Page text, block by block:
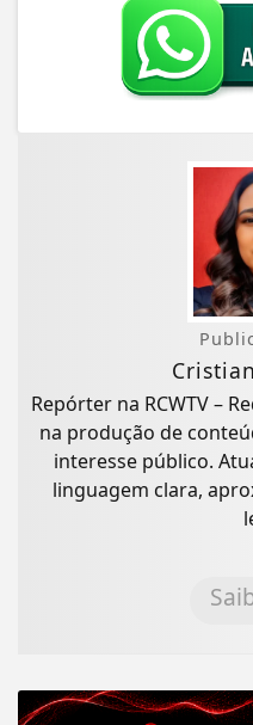
Repórter na RCWTV –
na produção de
interesse público.
linguagem clara,